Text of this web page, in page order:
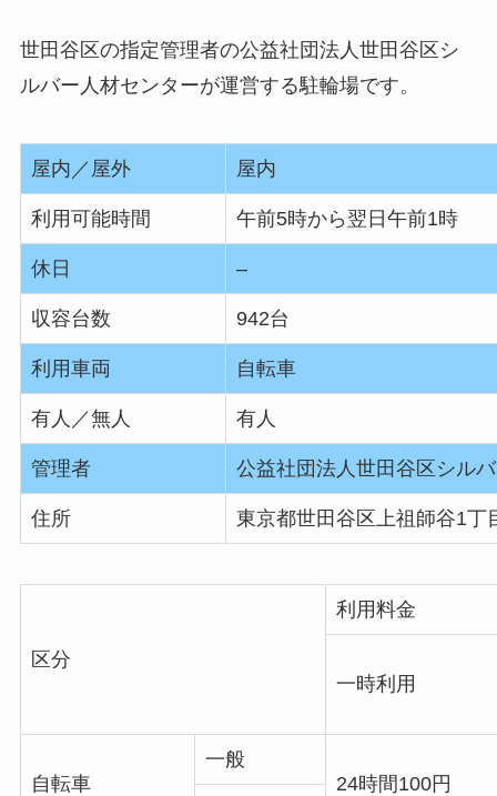
世田谷区の指定管理者の公益社団法人世田谷区シ
ルバー人材センターが運営する駐輪場です。
屋内／屋外 屋内
利用可能時間 午前5時から翌日午前1時
休日 –
収容台数 942台
利用車両 自転車
有人／無人 有人
管理者 公益社団法人世田谷区シル
住所 東京都世田谷区上祖師谷1丁
区分
利用料金
一時利用
自転車
一般
24時間100円